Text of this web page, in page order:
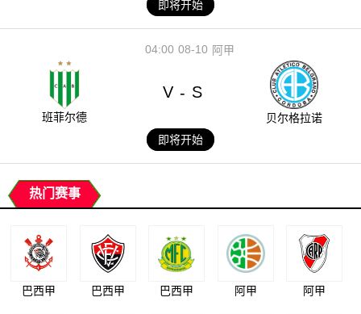
即将开始
08-10
04:00 阿甲
班菲尔德
V - S
贝尔格拉诺
即将开始
热门赛事
巴西甲 巴西甲 巴西甲 阿甲 阿甲